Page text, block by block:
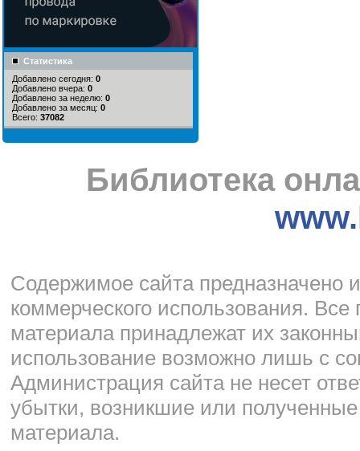
Статистика
Добавлено сегодня: 0
Добавлено вчера: 0
Добавлено за неделю: 0
Добавлено за месяц: 0
Всего: 37082
Библиотека
Cодержимое сайта предназначено
коммерческого использования.
материала принадлежат их
использование возможно лишь с
Администрация сайта не несет
убытки, возникшие или
материала.